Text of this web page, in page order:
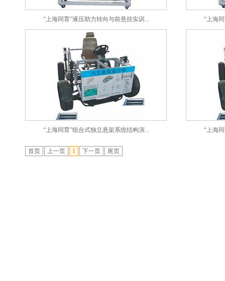
“上海同育”液压助力转向与前悬挂实训... “上海
“上海同育”组合式独立悬架系统结构演... “上海
首页 上一页 1 下一页 尾页